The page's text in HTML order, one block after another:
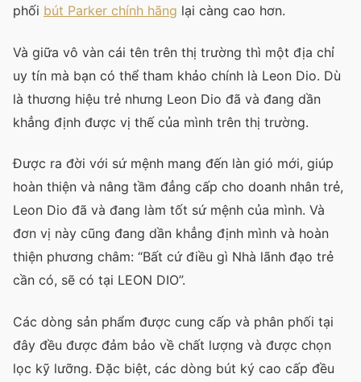
phối bút Parker chính hãng lại càng cao hơn.
Và giữa vô vàn cái tên trên thị trường thì một địa chỉ
uy tín mà bạn có thể tham khảo chính là Leon Dio. Dù
là thương hiệu trẻ nhưng Leon Dio đã và đang dần
khẳng định được vị thế của mình trên thị trường.
Được ra đời với sứ mệnh mang đến làn gió mới, giúp
hoàn thiện và nâng tầm đẳng cấp cho doanh nhân trẻ,
Leon Dio đã và đang làm tốt sứ mệnh của mình. Và
đơn vị này cũng đang dần khẳng định mình và hoàn
thiện phương châm: “Bất cứ điều gì Nhà lãnh đạo trẻ
cần có, sẽ có tại LEON DIO”.
Các dòng sản phẩm được cung cấp và phân phối tại
đây đều được đảm bảo về chất lượng và được chọn
lọc kỹ lưỡng. Đặc biệt, các dòng bút ký cao cấp đều